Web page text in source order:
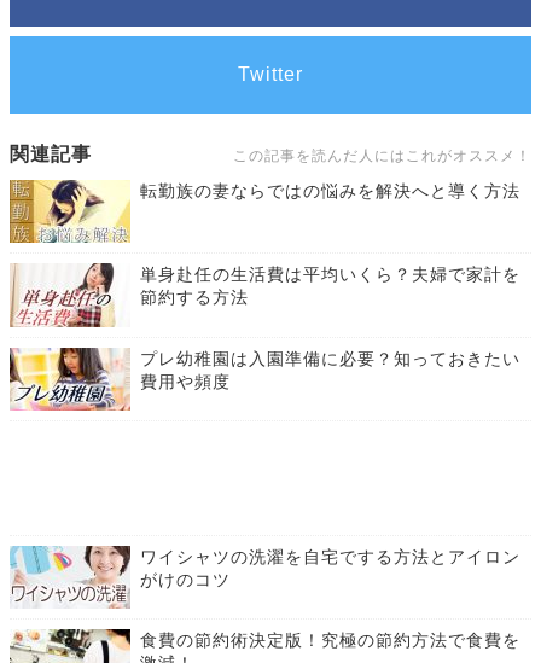
Twitter
関連記事 この記事を読んだ人にはこれがオススメ！
転勤族の妻ならではの悩みを解決へと導く方法
単身赴任の生活費は平均いくら？夫婦で家計を
節約する方法
プレ幼稚園は入園準備に必要？知っておきたい
費用や頻度
ワイシャツの洗濯を自宅でする方法とアイロン
がけのコツ
食費の節約術決定版！究極の節約方法で食費を